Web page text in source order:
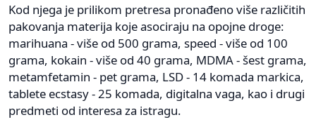
Kod njega je prilikom pretresa pronađeno više različitih
pakovanja materija koje asociraju na opojne droge:
marihuana - više od 500 grama, speed - više od 100
grama, kokain - više od 40 grama, MDMA - šest grama,
metamfetamin - pet grama, LSD - 14 komada markica,
tablete ecstasy - 25 komada, digitalna vaga, kao i drugi
predmeti od interesa za istragu.